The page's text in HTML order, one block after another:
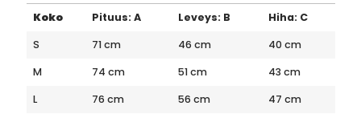
Koko Pituus: A Leveys: B
Hiha: C
S
71 cm 46 cm
40 cm
M
74 cm 51 cm
43 cm
L
76 cm 56 cm
47 cm